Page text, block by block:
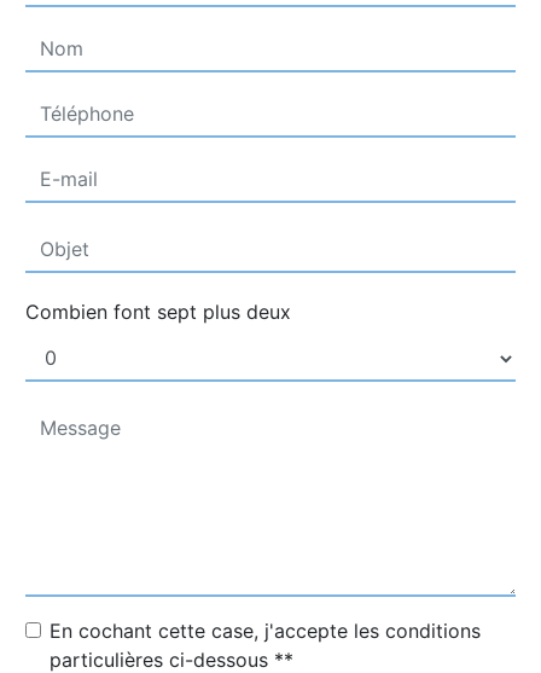
Combien font sept plus deux
En cochant cette case, j'accepte les conditions
particulières ci-dessous **